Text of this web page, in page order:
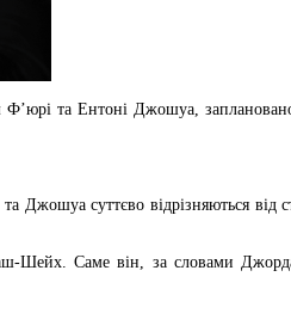
та Ентоні Джошуа,
суттєво відрізняються від
Шейх. Саме він, за словами